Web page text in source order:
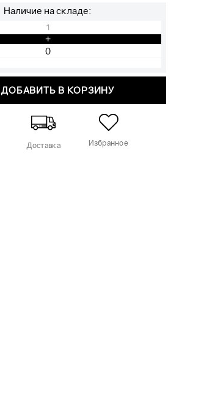
Наличие на складе:
1
+
ДОБАВИТЬ В КОРЗИНУ
Доставка Избранное